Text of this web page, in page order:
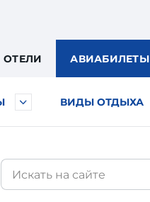
ОТЕЛИ АВИАБИЛЕТЫ
ВИДЫ ОТДЫХА